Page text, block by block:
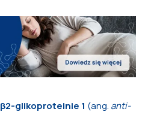
β2-glikoproteinie 1 (ang. anti-